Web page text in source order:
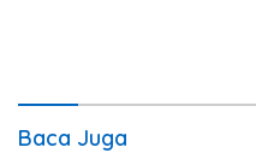
Baca Juga